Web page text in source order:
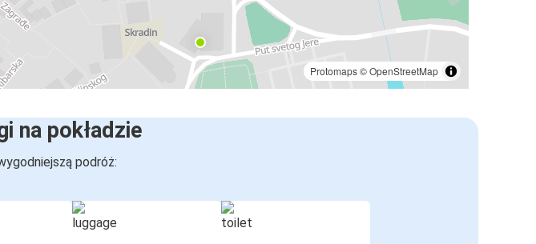
Protomaps©OpenStreetMap
na pokładzie
podróż: